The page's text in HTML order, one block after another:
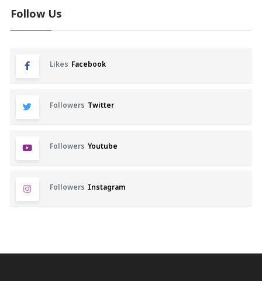
Follow Us
Likes Facebook
Followers Twitter
Followers Youtube
Followers Instagram